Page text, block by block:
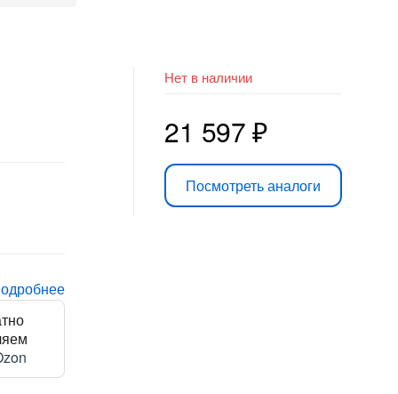
Нет в наличии
21 597₽
Посмотреть аналоги